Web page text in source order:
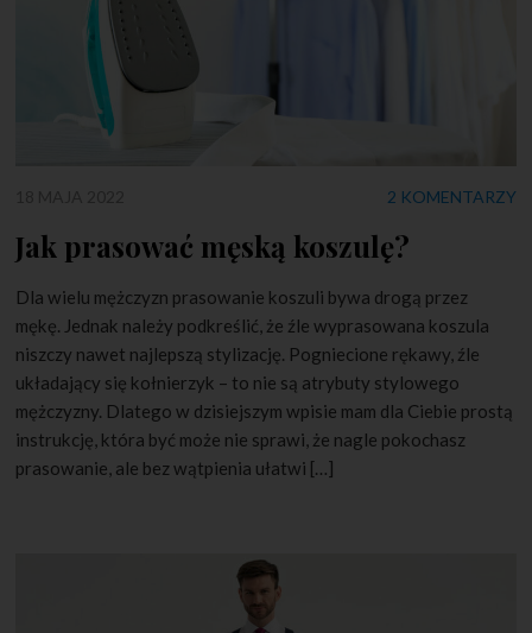
2 KOMENTARZY
Jak prasować męską koszulę?
Dla wielu mężczyzn prasowanie koszuli bywa drogą przez
mękę. Jednak należy podkreślić, że źle wyprasowana koszula
niszczy nawet najlepszą stylizację. Pogniecione rękawy, źle
układający się kołnierzyk – to nie są atrybuty stylowego
mężczyzny. Dlatego w dzisiejszym wpisie mam dla Ciebie prostą
instrukcję, która być może nie sprawi, że nagle pokochasz
prasowanie, ale bez wątpienia ułatwi […]